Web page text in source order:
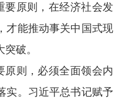
要原则，在经济社会发
才能推动事关中国式现
破。
则，必须全面领会内
实。习近平总书记赋予